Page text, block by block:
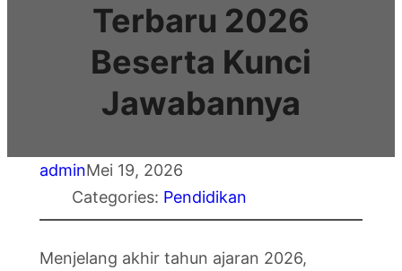
Terbaru 2026
Beserta Kunci
Jawabannya
adminMei 19, 2026
Categories: Pendidikan
Menjelang akhir tahun ajaran 2026,